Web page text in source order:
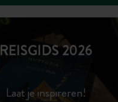
REISGIDS 2026
Laat je inspireren!